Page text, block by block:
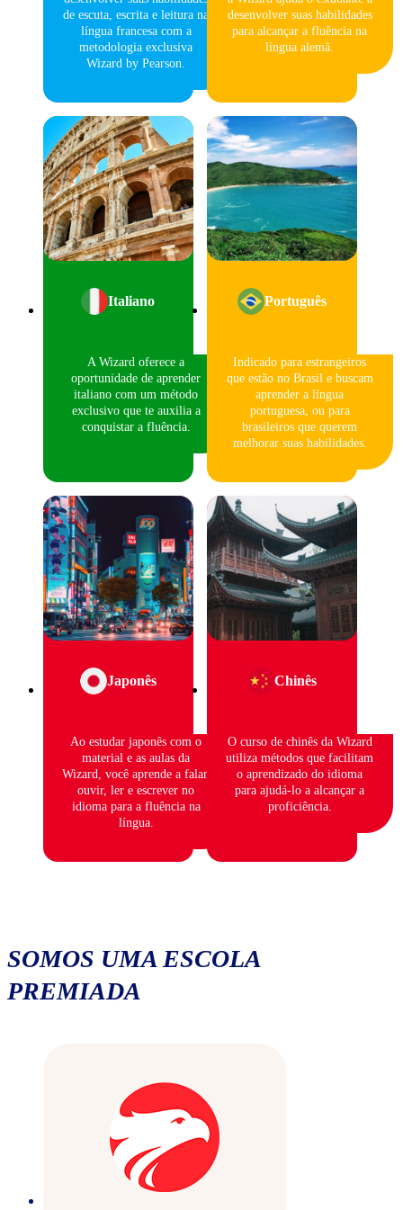
de escuta, escrita e leitura na
língua francesa com a
metodologia exclusiva
Wizard by Pearson.
desenvolver suas habilidades
para alcançar a fluência na
língua alemã.
Italiano
A Wizard oferece a
oportunidade de aprender
italiano com um método
exclusivo que te auxilia a
conquistar a fluência.
Português
Indicado para estrangeiros
que estão no Brasil e buscam
aprender a língua
portuguesa, ou para
brasileiros que querem
melhorar suas habilidades.
Japonês
Ao estudar japonês com o
material e as aulas da
Wizard, você aprende a falar,
ouvir, ler e escrever no
idioma para a fluência na
língua.
Chinês
O curso de chinês da Wizard
utiliza métodos que facilitam
o aprendizado do idioma
para ajudá-lo a alcançar a
proficiência.
SOMOS UMA ESCOLA
PREMIADA